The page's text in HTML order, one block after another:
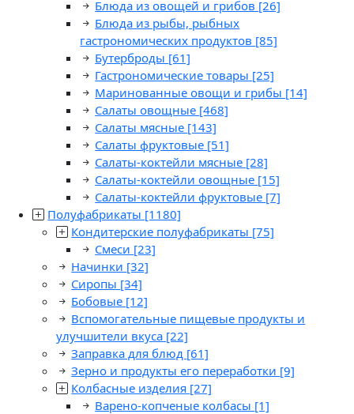
Блюда из овощей и грибов [26]
Блюда из рыбы, рыбных
гастрономических продуктов [85]
Бутерброды [61]
Гастрономические товары [25]
Маринованные овощи и грибы [14]
Салаты овощные [468]
Салаты мясные [143]
Салаты фруктовые [51]
Салаты-коктейли мясные [28]
Салаты-коктейли овощные [15]
Салаты-коктейли фруктовые [7]
Полуфабрикаты [1180]
Кондитерские полуфабрикаты [75]
Смеси [23]
Начинки [32]
Сиропы [34]
Бобовые [12]
Вспомогательные пищевые продукты и
улучшители вкуса [22]
Заправка для блюд [61]
Зерно и продукты его переработки [9]
Колбасные изделия [27]
Варено-копченые колбасы [1]